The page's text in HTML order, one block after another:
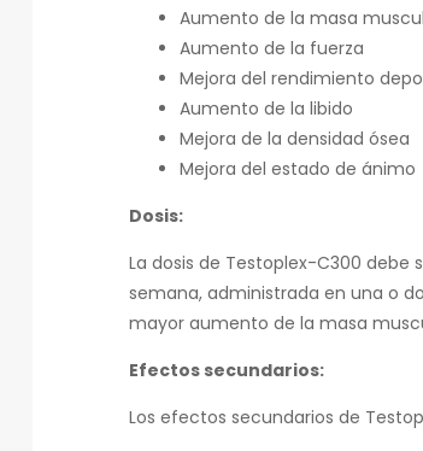
Aumento de la masa
Aumento de la fuerza
Mejora del rendimiento
Aumento de la libido
Mejora de la densidad ósea
Mejora del estado de ánimo
Dosis:
La dosis de Testoplex-C300 debe
semana, administrada en una o
mayor aumento de la masa
Efectos secundarios:
Los efectos secundarios de